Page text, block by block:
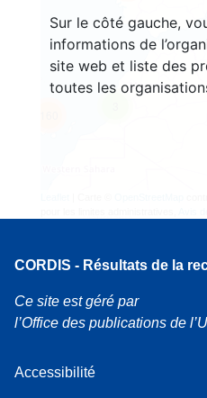
Sur le côté gauche,
informations de
site web et liste des
toutes les
CORDIS - Résultats de la
Ce site est géré par
l’Office des publications de
Accessibilité